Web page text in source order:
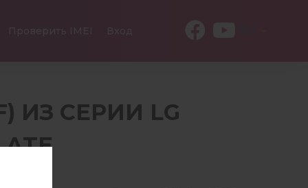
Проверить IMEI Вход
ИЗ СЕРИИ LG